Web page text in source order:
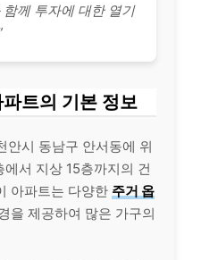
께 투자에 대한 열기
트의 기본 정보
안시 동남구 안서동에 위
서 지상 15층까지의 건
아파트는 다양한 주거 옵
을 제공하여 많은 가구의